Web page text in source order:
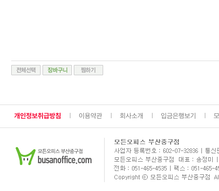
개인정보취급방침 이용약관 회사소개 입금은행보기